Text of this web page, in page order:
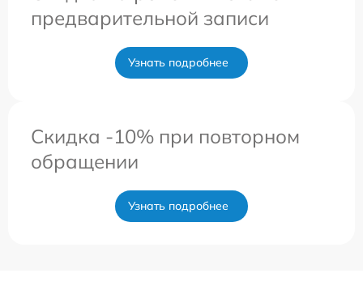
предварительной записи
Узнать подробнее
Скидка -10% при повторном
обращении
Узнать подробнее